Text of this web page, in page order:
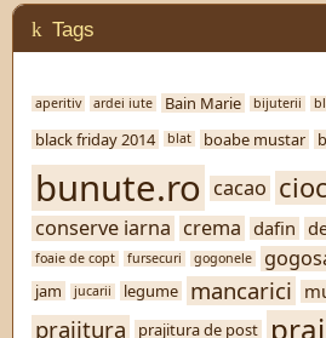
Tags
aperitiv ardei iute Bain Marie bijuterii
black friday 2014 blat boabe mustar
bunute.ro cacao
conserve iarna crema dafin
foaie de copt fursecuri gogonele
jam
jucarii legume mancarici
prajitura prajitura de post